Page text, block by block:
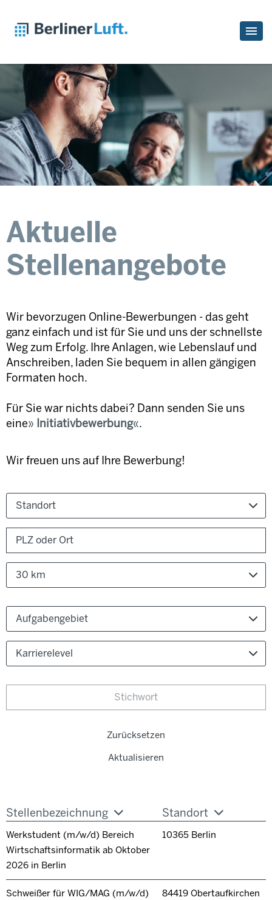
Aktuelle
Stellenangebote
Wir bevorzugen Online-Bewerbungen - das geht
ganz einfach und ist für Sie und uns der schnellste
Weg zum Erfolg. Ihre Anlagen, wie Lebenslauf und
Anschreiben, laden Sie bequem in allen gängigen
Formaten hoch.
Für Sie war nichts dabei? Dann senden Sie uns
eine
Initiativbewerbung .
Wir freuen uns auf Ihre Bewerbung!
Standort
30 km
Aufgabengebiet
Karrierelevel
Zurücksetzen
Aktualisieren
Stellenbezeichnung Standort
Werkstudent (m/w/d) Bereich
Wirtschaftsinformatik ab Oktober
2026 in Berlin
10365 Berlin
Schweißer für WIG/MAG (m/w/d) 84419 Obertaufkirchen